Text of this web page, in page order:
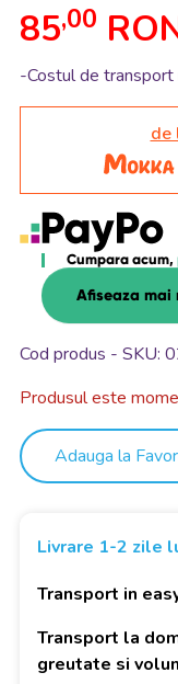
85,00
-Costul de transport
de
Cumpara acum,
Afiseaza mai
Cod produs - SKU
Produsul este
Adauga la
Livrare 1-2 zile
Transport in
Transport la
greutate si